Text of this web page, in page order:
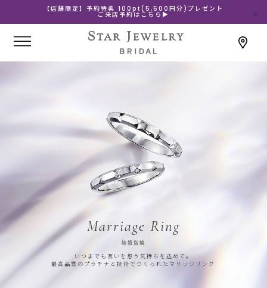
【店舗限定】予約特典 100pt(5,500円分)プレゼント
ご来店予約はこちら▶
Marriage Ring
結婚指輪
いつまでも互いを想う気持ちを込めて。
最高品質のプラチナと技術でつくられたマリッジリング